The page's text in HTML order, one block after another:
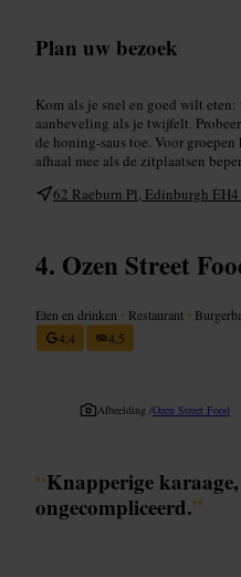
Plan uw bezoek
Kom als je snel en goed wilt eten:
aanbeveling als je twijfelt.
de honing-saus toe. Voor
afhaal mee als de zitplaatsen
62 Raeburn Pl, Edinburgh
Ozen Street
Eten en drinken • Restaurant •
4,4
4,5
Afbeelding /Ozen Street Food
“Knapperige karaage,
ongecompliceerd.”